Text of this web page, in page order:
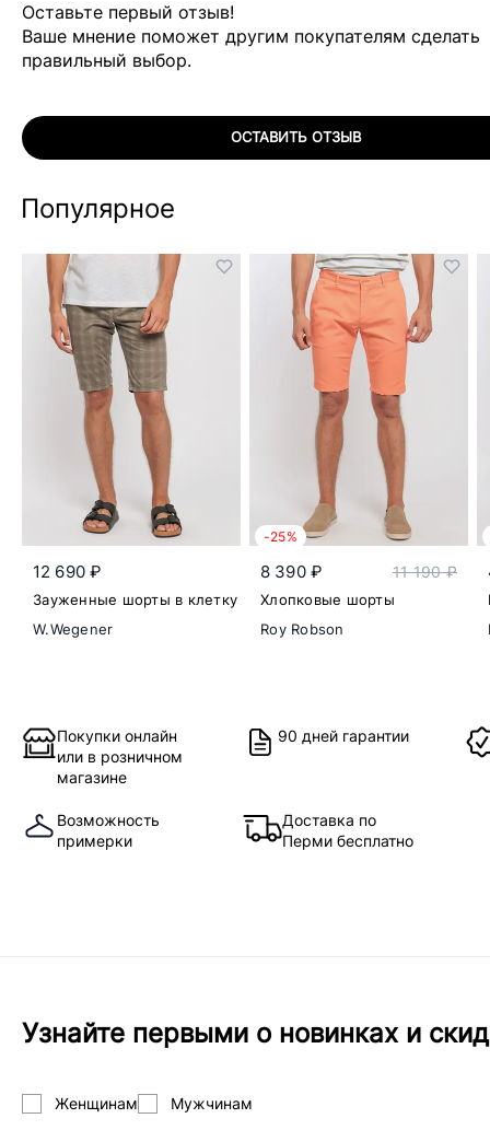
Оставьте первый отзыв!
Ваше мнение поможет другим покупателям сделать
правильный выбор.
ОСТАВИТЬ ОТЗЫВ
Популярное
12 690 ₽
Зауженные шорты в клетку
W.Wegener
-25%
8 390 ₽ 11 190 ₽
Хлопковые шорты
Roy Robson
Покупки онлайн
или в розничном
магазине
90 дней гарантии
Возможность
примерки
Доставка по
Перми бесплатно
Узнайте первыми о новинках и
Женщинам Мужчинам